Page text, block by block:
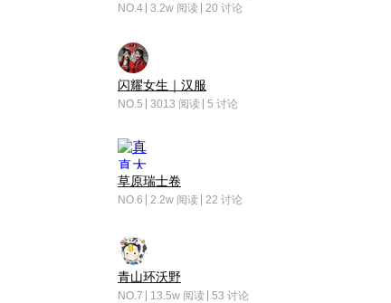
NO.4 3.2w 阅读 20 讨论
闪耀女生｜汉服
NO.5 3013 阅读 5 讨论
草原瑞士卷
NO.6 2.2w 阅读 22 讨论
青山环沃野
NO.7 13.5w 阅读 53 讨论